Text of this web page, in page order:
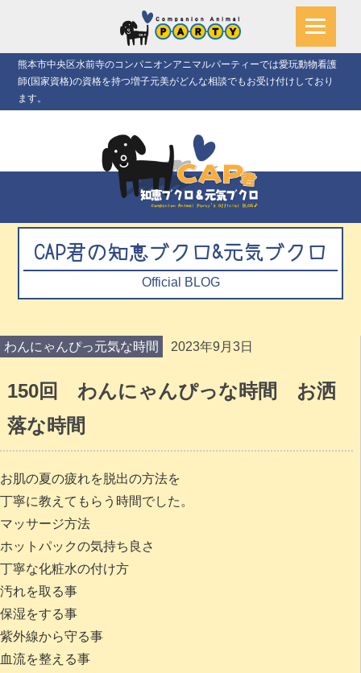
熊本市中央区水前寺のコンパニオンアニマルパーティーでは愛玩動物看護
師(国家資格)の資格を持つ増子元美がどんな相談でもお受け付けしており
ます。
CAP君の知恵ブクロ&元気ブクロ
Official BLOG
わんにゃんぴっ元気な時間 2023年9月3日
150回 わんにゃんぴっな時間 お洒
落な時間
お肌の夏の疲れを脱出の方法を
丁寧に教えてもらう時間でした。
マッサージ方法
ホットパックの気持ち良さ
丁寧な化粧水の付け方
汚れを取る事
保湿をする事
紫外線から守る事
血流を整える事